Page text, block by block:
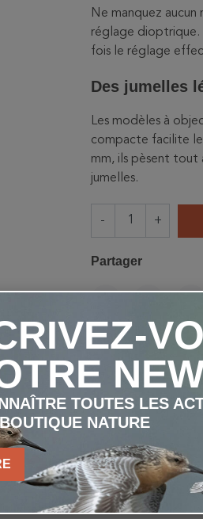
Ne manquez
réglage dioptrique.
fois le réglage
Des jumelles
Les modèles à
compacte facilite
mm, ils pèsent
jumelles.
- +
Partager
TOUTES LES
NATURE